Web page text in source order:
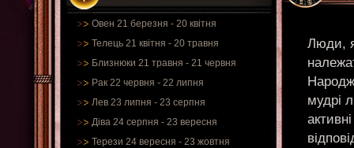
Овен 21 березня - 20 квітня
Телець 21 квітня - 20 травня
Близнюки 21 травня - 21 червня
Рак 22 червня - 22 липня
Лев 23 липня - 23 серпня
Діва 24 серпня - 23 вересня
Терези 24 вересня - 23 жовтня
Люди,
мудрі